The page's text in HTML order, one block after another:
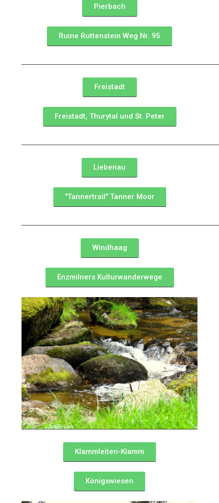
Pierbach
Ruine Ruttenstein Weg Nr. 95
Freistadt
Freistadt, Thurytal und St. Peter
Liebenau
"Tannertrail" Tanner Moor
Windhaag
Enzmilners Kulturwanderwege
Klammleiten-Klamm
Königswiesen